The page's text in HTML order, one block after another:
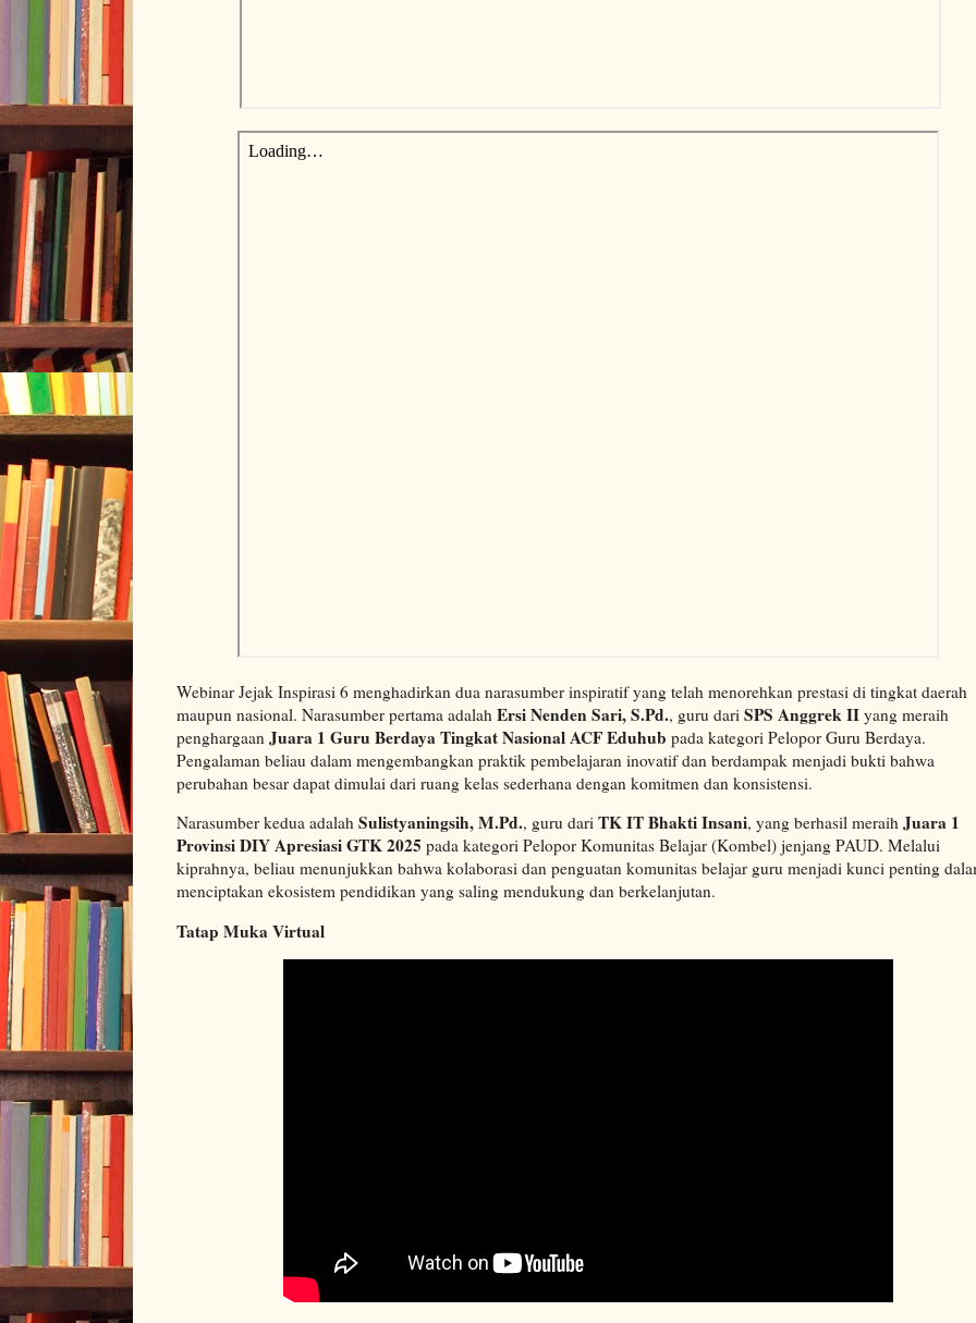
Webinar Jejak Inspirasi 6 menghadirkan dua narasumber inspiratif yang telah menorehkan prestasi di tingkat daerah
maupun nasional. Narasumber pertama adalah Ersi Nenden Sari, S.Pd., guru dari SPS Anggrek II yang meraih
penghargaan Juara 1 Guru Berdaya Tingkat Nasional ACF Eduhub pada kategori Pelopor Guru Berdaya.
Pengalaman beliau dalam mengembangkan praktik pembelajaran inovatif dan berdampak menjadi bukti bahwa
perubahan besar dapat dimulai dari ruang kelas sederhana dengan komitmen dan konsistensi.
Narasumber kedua adalah Sulistyaningsih, M.Pd., guru dari TK IT Bhakti Insani, yang berhasil meraih Juara 1
Provinsi DIY Apresiasi GTK 2025 pada kategori Pelopor Komunitas Belajar (Kombel) jenjang PAUD. Melalui
kiprahnya, beliau menunjukkan bahwa kolaborasi dan penguatan komunitas belajar guru menjadi kunci penting
menciptakan ekosistem pendidikan yang saling mendukung dan berkelanjutan.
Tatap Muka Virtual